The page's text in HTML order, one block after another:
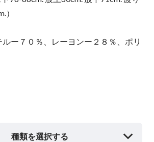
）
ー７０％、レーヨンー２８％、ポリ
種類を選択する